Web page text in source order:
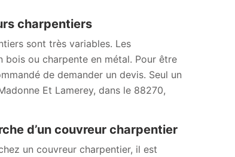
charpentiers
sont très variables. Les
bois ou charpente en métal. Pour être
de demander un devis. Seul un
Et Lamerey, dans le 88270,
d’un couvreur charpentier
un couvreur charpentier, il est